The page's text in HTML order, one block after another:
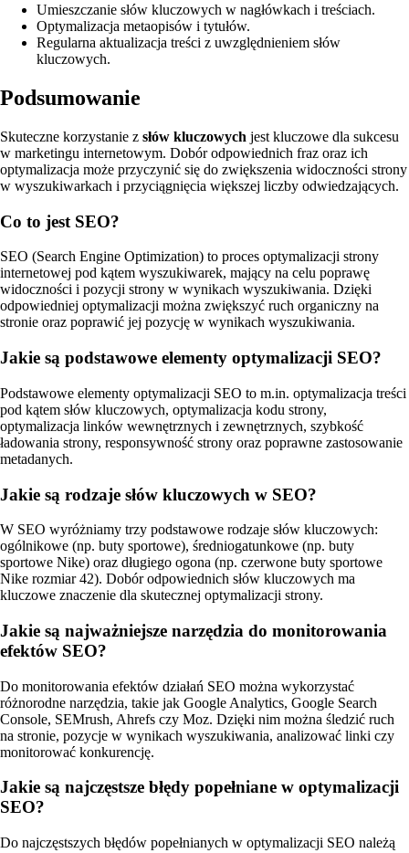
Umieszczanie słów kluczowych w nagłówkach i treściach.
Optymalizacja metaopisów i tytułów.
Regularna aktualizacja treści z uwzględnieniem słów
kluczowych.
Podsumowanie
Skuteczne korzystanie z słów kluczowych jest kluczowe dla sukcesu
w marketingu internetowym. Dobór odpowiednich fraz oraz ich
optymalizacja może przyczynić się do zwiększenia widoczności strony
w wyszukiwarkach i przyciągnięcia większej liczby odwiedzających.
Co to jest SEO?
SEO (Search Engine Optimization) to proces optymalizacji strony
internetowej pod kątem wyszukiwarek, mający na celu poprawę
widoczności i pozycji strony w wynikach wyszukiwania. Dzięki
odpowiedniej optymalizacji można zwiększyć ruch organiczny na
stronie oraz poprawić jej pozycję w wynikach wyszukiwania.
Jakie są podstawowe elementy optymalizacji SEO?
Podstawowe elementy optymalizacji SEO to m.in. optymalizacja treści
pod kątem słów kluczowych, optymalizacja kodu strony,
optymalizacja linków wewnętrznych i zewnętrznych, szybkość
ładowania strony, responsywność strony oraz poprawne zastosowanie
metadanych.
Jakie są rodzaje słów kluczowych w SEO?
W SEO wyróżniamy trzy podstawowe rodzaje słów kluczowych:
ogólnikowe (np. buty sportowe), średniogatunkowe (np. buty
sportowe Nike) oraz długiego ogona (np. czerwone buty sportowe
Nike rozmiar 42). Dobór odpowiednich słów kluczowych ma
kluczowe znaczenie dla skutecznej optymalizacji strony.
Jakie są najważniejsze narzędzia do monitorowania
efektów SEO?
Do monitorowania efektów działań SEO można wykorzystać
różnorodne narzędzia, takie jak Google Analytics, Google Search
Console, SEMrush, Ahrefs czy Moz. Dzięki nim można śledzić ruch
na stronie, pozycje w wynikach wyszukiwania, analizować linki czy
monitorować konkurencję.
Jakie są najczęstsze błędy popełniane w optymalizacji
SEO?
Do najczęstszych błędów popełnianych w optymalizacji SEO należą